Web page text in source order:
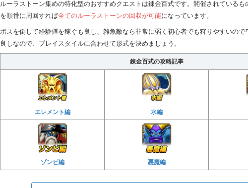
ルーラストーン集めの特化型のおすすめクエストは錬金百式です。開催されている
を順番に周回すれば全てのルーラストーンの回収が可能になっています。
ボスを倒して経験値を稼ぐも良し、雑魚敵なら非常に弱く初心者でも狩りやすいので
良しなので、プレイスタイルに合わせて形式を決めましょう。
錬金百式の攻略記事
エレメント編 水編
ゾンビ編 悪魔編